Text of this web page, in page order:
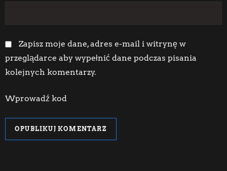
Zapisz moje dane, adres e-mail i witrynę w
przeglądarce aby wypełnić dane podczas pisania
kolejnych komentarzy.
Wprowadź kod